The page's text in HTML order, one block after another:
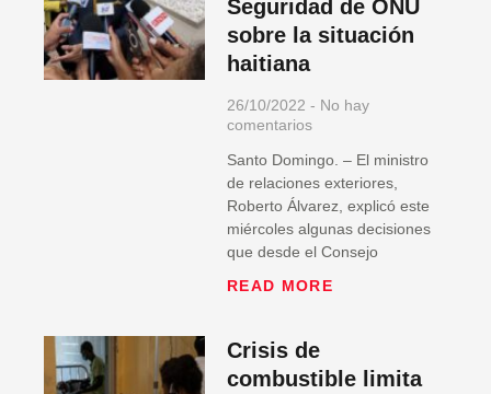
Seguridad de ONU
sobre la situación
haitiana
26/10/2022
No hay
comentarios
Santo Domingo. – El ministro
de relaciones exteriores,
Roberto Álvarez, explicó este
miércoles algunas decisiones
que desde el Consejo
READ MORE
Crisis de
combustible limita